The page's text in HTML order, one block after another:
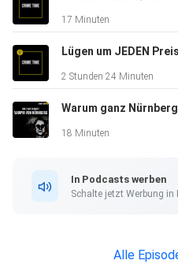
17 Minuten
2 Stunden 24 Minuten
18 Minuten
In Podcasts werben
Schalte jetzt Werbung in
Alle